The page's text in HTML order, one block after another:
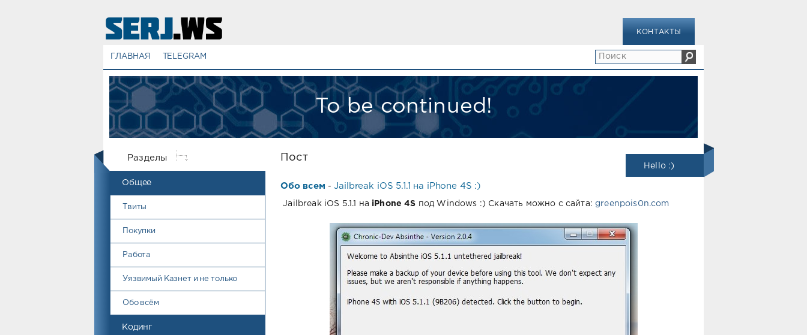
КОНТАКТЫ
ГЛАВНАЯ TELEGRAM
To be continued!
Разделы
Общее
Твиты
Покупки
Работа
Уязвимый Казнет и не только
Обо всём
Кодинг
Пост
Hello :)
Обо всем -Jailbreak iOS 5.1.1 на iPhone 4S :)
Jailbreak iOS 5.1.1 на iPhone 4S под Windows :) Скачать можно с сайта:greenpois0n.com